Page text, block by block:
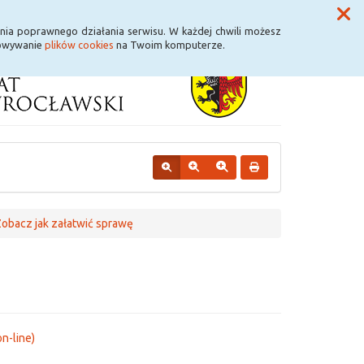
poprawnego działania serwisu. W każdej chwili możesz
plików cookies na Twoim komputerze.
jak załatwić sprawę
line)